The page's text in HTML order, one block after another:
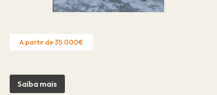
A partir de 35.000€
Saiba mais